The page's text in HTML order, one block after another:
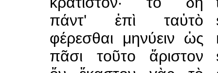
πάντ' ἐπὶ ταὐτὸ
φέρεσθαι μηνύειν ὡς
πᾶσι τοῦτο ἄριστον